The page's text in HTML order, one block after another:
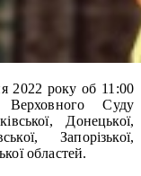
2022 року об 11:00
Верховного Суду
Донецької,
Запорізької,
областей.